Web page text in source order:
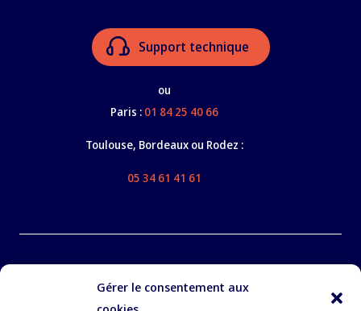
Gérer le consentement aux
Support technique
ou
Paris : 01 84 25 40 66
Toulouse, Bordeaux ou Rodez :
05 34 61 41 61